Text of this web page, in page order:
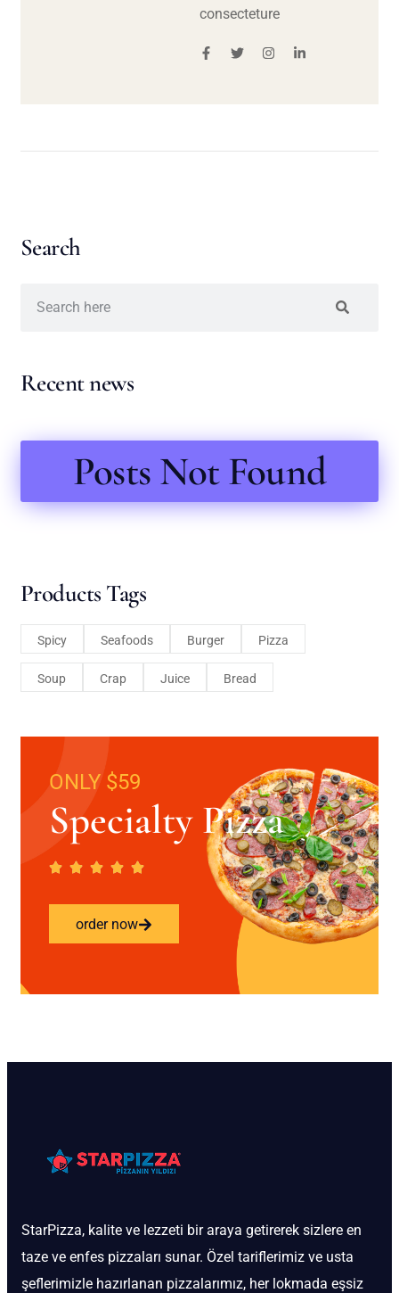
consecteture
Search
Recent news
Posts Not Found
Products Tags
Spicy Seafoods Burger Pizza
Soup Crap Juice Bread
ONLY $59
Specialty Pizza
order now
StarPizza, kalite ve lezzeti bir araya getirerek sizlere en
taze ve enfes pizzaları sunar. Özel tariflerimiz ve usta
şeflerimizle hazırlanan pizzalarımız, her lokmada eşsiz